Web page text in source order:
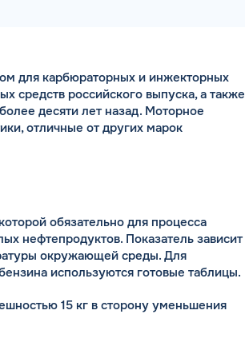
для карбюраторных и инжекторных
средств российского выпуска, а также
десяти лет назад. Моторное
отличные от других марок
обязательно для процесса
нефтепродуктов. Показатель зависит
окружающей среды. Для
используются готовые таблицы.
15 кг в сторону уменьшения
ЗА 5 МИНУТ
Договора и выпуск карт в